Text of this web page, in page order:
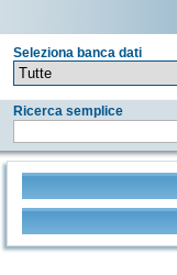
Seleziona banca dati
Ricerca semplice